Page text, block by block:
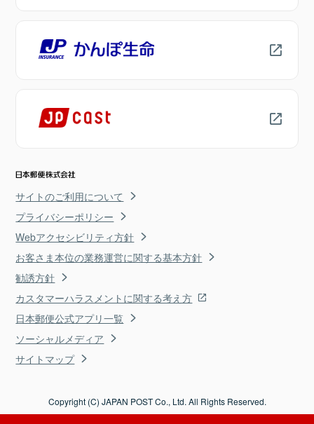
サイトのご利用について
プライバシーポリシー
Webアクセシビリティ方針
お客さま本位の業務運営に関する基本方針
勧誘方針
カスタマーハラスメントに関する考え方
日本郵便公式アプリ一覧
ソーシャルメディア
サイトマップ
Copyright (C) JAPAN POST Co., Ltd. All Rights Reserved.